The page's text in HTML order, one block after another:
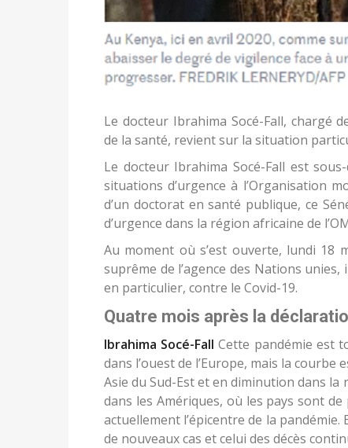
Le docteur Ibrahima Socé-Fall, chargé
de la santé, revient sur la situation
Le docteur Ibrahima Socé-Fall est
situations d’urgence à l’Organisation
d’un doctorat en santé publique, ce
d’urgence dans la région africaine de
Au moment où s’est ouverte, lundi 18
suprême de l’agence des Nations
en particulier, contre le Covid-19.
Quatre mois après la
Ibrahima Socé-Fall Cette pandémie est
dans l’ouest de l’Europe, mais la courbe
Asie du Sud-Est et en diminution dans la
dans les Amériques, où les pays sont
actuellement l’épicentre de la
de nouveaux cas et celui des décès